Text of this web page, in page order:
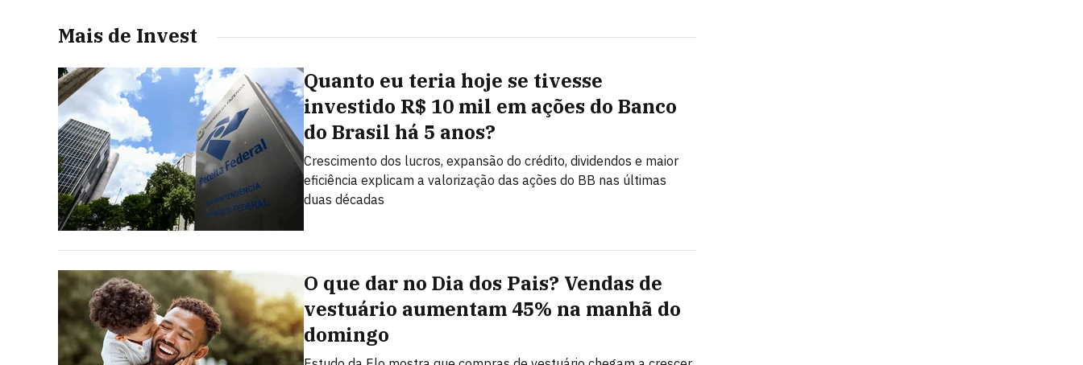
Mais de Invest
Quanto eu teria hoje se tivesse
investido R$ 10 mil em ações do Banco
do Brasil há 5 anos?
Crescimento dos lucros, expansão do crédito, dividendos e maior
eficiência explicam a valorização das ações do BB nas últimas
duas décadas
O que dar no Dia dos Pais? Vendas de
vestuário aumentam 45% na manhã do
domingo